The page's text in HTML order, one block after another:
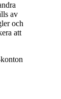
av
och
att